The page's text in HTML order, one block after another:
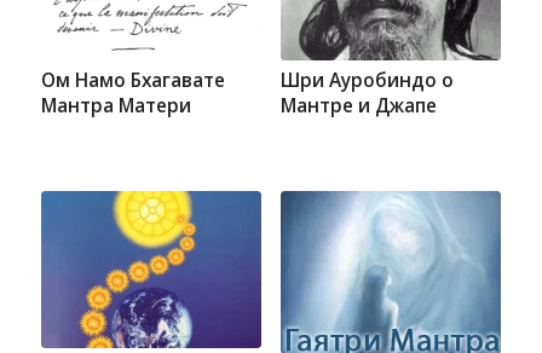
Ом Намо Бхагавате
Мантра Матери
Шри Ауробиндо о
Мантре и Джапе